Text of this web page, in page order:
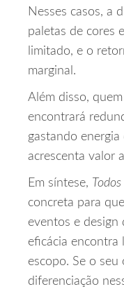
Nesses casos, a
paletas de cores
limitado, e o
marginal.
Além disso,
encontrará
gastando
acrescenta valor
Em síntese,
concreta para
eventos e design
eficácia encontra
escopo. Se o seu
diferenciação